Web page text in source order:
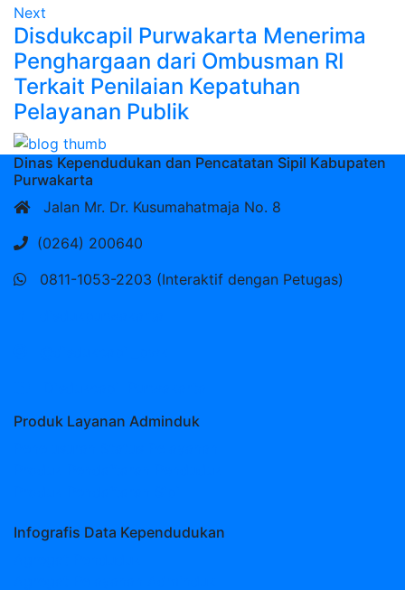
Next
Disdukcapil Purwakarta Menerima
Penghargaan dari Ombusman RI
Terkait Penilaian Kepatuhan
Pelayanan Publik
Dinas Kependudukan dan Pencatatan Sipil Kabupaten
Purwakarta
Jalan Mr. Dr. Kusumahatmaja No. 8
(0264) 200640
0811-1053-2203 (Interaktif dengan Petugas)
Produk Layanan Adminduk
Infografis Data Kependudukan